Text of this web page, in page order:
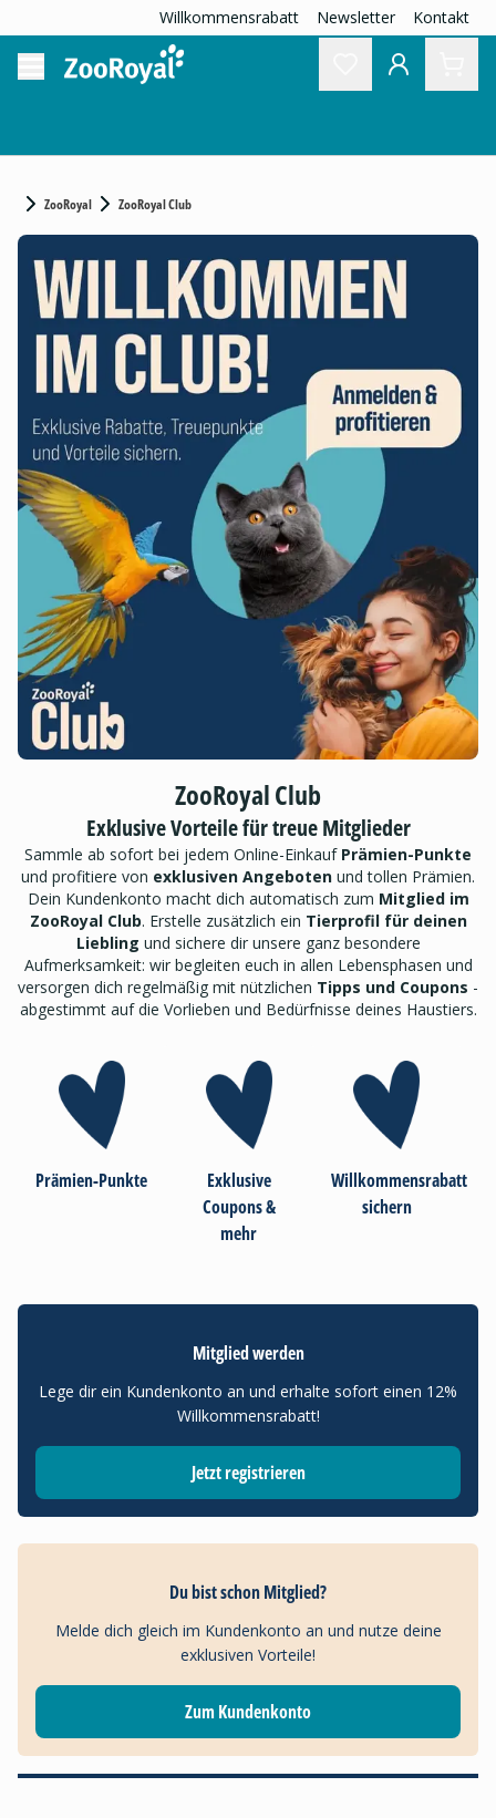
Willkommensrabatt Newsletter Kontakt
ZooRoyal ZooRoyal Club
ZooRoyal Club
Exklusive Vorteile für treue Mitglieder
Sammle ab sofort bei jedem Online-Einkauf Prämien-Punkte
und profitiere von exklusiven Angeboten und tollen Prämien.
Dein Kundenkonto macht dich automatisch zum Mitglied im
ZooRoyal Club. Erstelle zusätzlich ein Tierprofil für deinen
Liebling und sichere dir unsere ganz besondere
Aufmerksamkeit: wir begleiten euch in allen Lebensphasen und
versorgen dich regelmäßig mit nützlichen Tipps und Coupons -
abgestimmt auf die Vorlieben und Bedürfnisse deines Haustiers.
Prämien-Punkte
Exklusive
Coupons &
mehr
Willkommensrabatt
sichern
Mitglied werden
Lege dir ein Kundenkonto an und erhalte sofort einen 12%
Willkommensrabatt!
Jetzt registrieren
Du bist schon Mitglied?
Melde dich gleich im Kundenkonto an und nutze deine
exklusiven Vorteile!
Zum Kundenkonto